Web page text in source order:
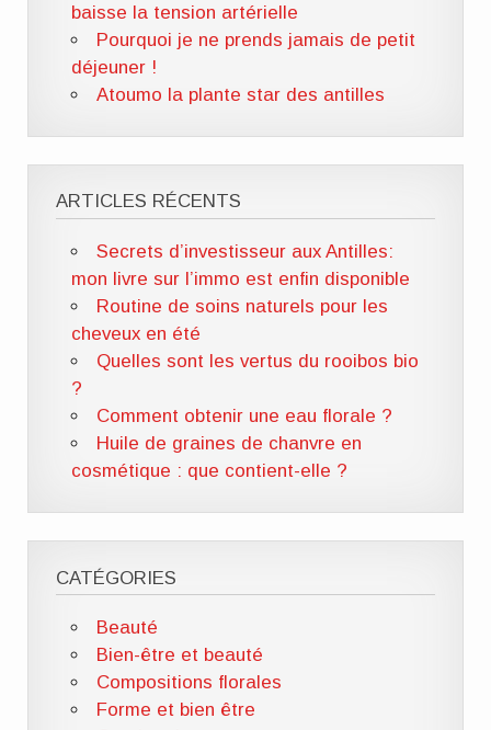
baisse la tension artérielle
Pourquoi je ne prends jamais de petit
déjeuner !
Atoumo la plante star des antilles
ARTICLES RÉCENTS
Secrets d’investisseur aux Antilles:
mon livre sur l’immo est enfin disponible
Routine de soins naturels pour les
cheveux en été
Quelles sont les vertus du rooibos bio
?
Comment obtenir une eau florale ?
Huile de graines de chanvre en
cosmétique : que contient-elle ?
CATÉGORIES
Beauté
Bien-être et beauté
Compositions florales
Forme et bien être